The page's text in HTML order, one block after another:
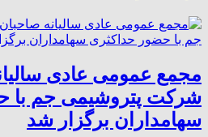
مجمع عمومی عادی
شرکت پتروشیمی جم با
سهامداران برگزار شد